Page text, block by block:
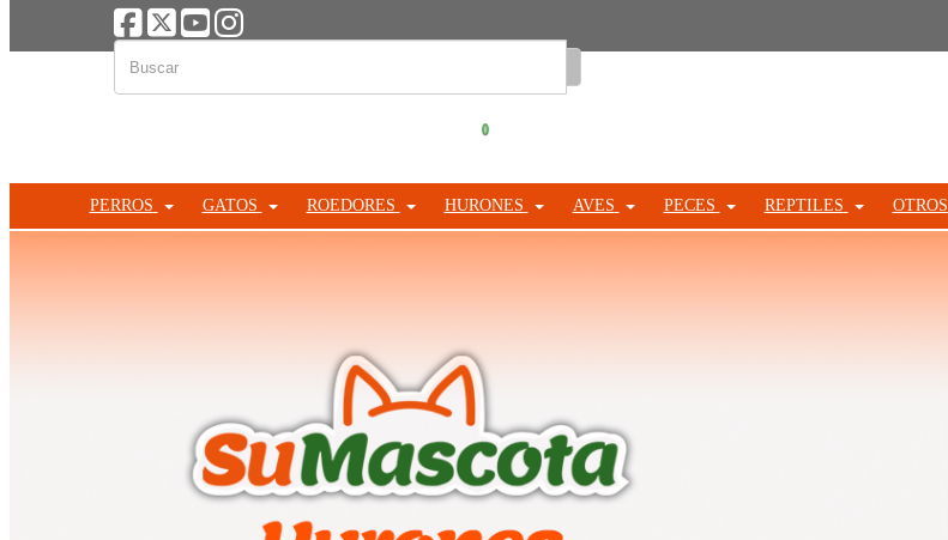
0
PERROS GATOS ROEDORES HURONES AVES PECES REPTILES OTROS